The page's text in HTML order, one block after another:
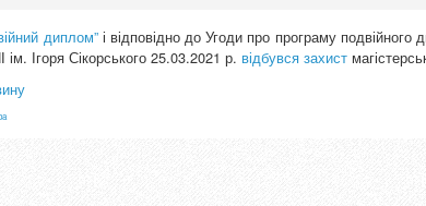
диплом”і відповідно до Угоди про програму
Ігоря Сікорського 25.03.2021 р. відбувся захист